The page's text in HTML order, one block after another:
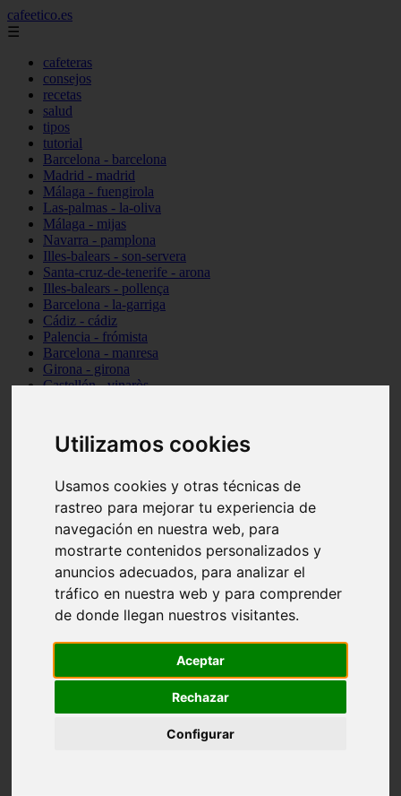
Utilizamos cookies
Usamos cookies y otras técnicas de
rastreo para mejorar tu experiencia de
navegación en nuestra web, para
mostrarte contenidos personalizados y
anuncios adecuados, para analizar el
tráfico en nuestra web y para comprender
de donde llegan nuestros visitantes.
Aceptar
Rechazar
Configurar
cafeetico.es
☰
cafeteras
consejos
recetas
salud
tipos
tutorial
Barcelona - barcelona
Madrid - madrid
Málaga - fuengirola
Las-palmas - la-oliva
Málaga - mijas
Navarra - pamplona
Illes-balears - son-servera
Santa-cruz-de-tenerife - arona
Illes-balears - pollença
Barcelona - la-garriga
Cádiz - cádiz
Palencia - frómista
Barcelona - manresa
Girona - girona
Castellón - vinaròs
Málaga - nerja
Girona - blanes
Málaga - marbella
Asturias - gijón
Girona - figueres
Alicante - santa-pola
Almería - roquetas-de-mar
Girona - tossa-de-mar
Barcelona - sant-cugat-del-vallès
Alicante - l39alfàs-del-pi
Barcelona - vilanova-i-la-geltrú
Castellón - peñíscola
Illes-balears - sant-josep-de-sa-talaia